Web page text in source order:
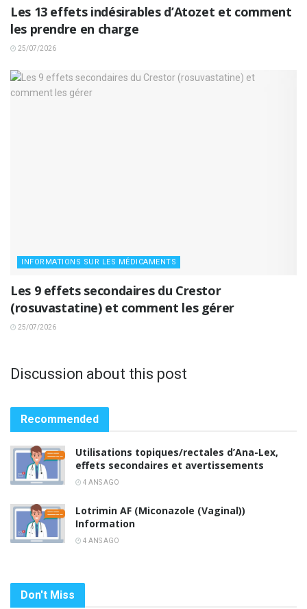
Les 13 effets indésirables d’Atozet et comment
les prendre en charge
25/07/2026
INFORMATIONS SUR LES MÉDICAMENTS
Les 9 effets secondaires du Crestor
(rosuvastatine) et comment les gérer
25/07/2026
Discussion about this post
Recommended
Utilisations topiques/rectales d’Ana-Lex,
effets secondaires et avertissements
4 ANS AGO
Lotrimin AF (Miconazole (Vaginal))
Information
4 ANS AGO
Don't Miss